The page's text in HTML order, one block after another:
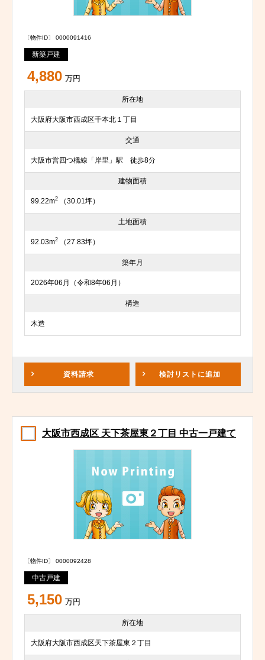
〔物件ID〕 0000091416
新築戸建
4,880 万円
所在地
大阪府大阪市西成区千本北１丁目
交通
大阪市営四つ橋線「岸里」駅 徒歩8分
建物面積
99.22m2 （30.01坪）
土地面積
92.03m2 （27.83坪）
築年月
2026年06月（令和8年06月）
構造
木造
資料請求 検討リスト に追加
大阪市西成区 天下茶屋東２丁目 中古一戸建て
〔物件ID〕 0000092428
中古戸建
5,150 万円
所在地
大阪府大阪市西成区天下茶屋東２丁目